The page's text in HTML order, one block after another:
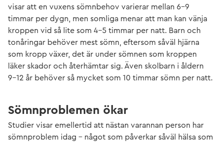
visar att en vuxens sömnbehov varierar mellan 6-9
timmar per dygn, men somliga menar att man kan vänja
kroppen vid så lite som 4-5 timmar per natt. Barn och
tonåringar behöver mest sömn, eftersom såväl hjärna
som kropp växer, det är under sömnen som kroppen
läker skador och återhämtar sig. Även skolbarn i åldern
9-12 år behöver så mycket som 10 timmar sömn per natt.
Sömnproblemen ökar
Studier visar emellertid att nästan varannan person har
sömnproblem idag – något som påverkar såväl hälsa som